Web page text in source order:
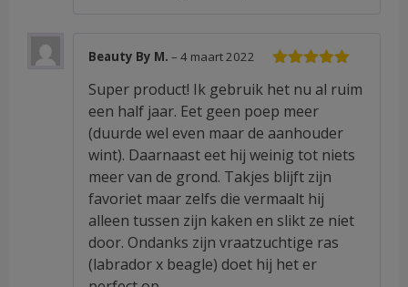
5uit 5
Beauty By M.– 4 maart 2022
Super product! Ik gebruik het nu al ruim
een half jaar. Eet geen poep meer
(duurde wel even maar de aanhouder
wint). Daarnaast eet hij weinig tot niets
meer van de grond. Takjes blijft zijn
favoriet maar zelfs die vermaalt hij
alleen tussen zijn kaken en slikt ze niet
door. Ondanks zijn vraatzuchtige ras
(labrador x beagle) doet hij het er